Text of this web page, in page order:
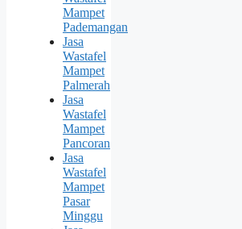
Mampet
Pademangan
Jasa
Wastafel
Mampet
Palmerah
Jasa
Wastafel
Mampet
Pancoran
Jasa
Wastafel
Mampet
Pasar
Minggu